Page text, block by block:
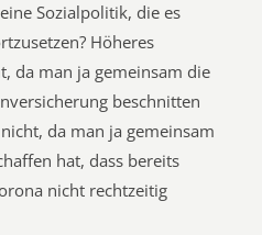
Sozialpolitik, die es
Höheres
da man ja gemeinsam die
beschnitten
da man ja gemeinsam
hat, dass bereits
nicht rechtzeitig